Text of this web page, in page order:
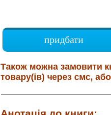
придбати
Також можна замовити
товару(ів) через смс,